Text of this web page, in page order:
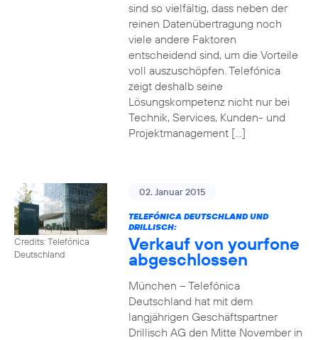
sind so vielfältig, dass neben der
reinen Datenübertragung noch
viele andere Faktoren
entscheidend sind, um die Vorteile
voll auszuschöpfen. Telefónica
zeigt deshalb seine
Lösungskompetenz nicht nur bei
Technik, Services, Kunden- und
Projektmanagement […]
Credits: Telefónica
Deutschland
02. Januar 2015
TELEFÓNICA DEUTSCHLAND UND
DRILLISCH:
Verkauf von yourfone
abgeschlossen
München – Telefónica
Deutschland hat mit dem
langjährigen Geschäftspartner
Drillisch AG den Mitte November in